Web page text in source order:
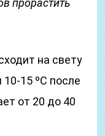
прорастить
на свету
10-15 ºС после
от 20 до 40